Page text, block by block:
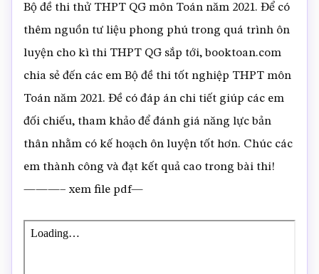
Bộ đề thi thử THPT QG môn Toán năm 2021. Để có
thêm nguồn tư liệu phong phú trong quá trình ôn
luyện cho kì thi THPT QG sắp tới, booktoan.com
chia sẻ đến các em Bộ đề thi tốt nghiệp THPT môn
Toán năm 2021. Đề có đáp án chi tiết giúp các em
đối chiếu, tham khảo để đánh giá năng lực bản
thân nhằm có kế hoạch ôn luyện tốt hơn. Chúc các
em thành công và đạt kết quả cao trong bài thi!
———– xem file pdf—